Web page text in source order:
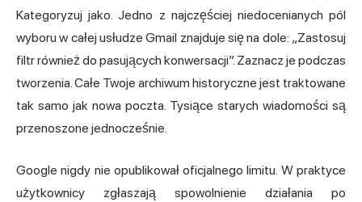
Kategoryzuj jako. Jedno z najczęściej niedocenianych pól
wyboru w całej usłudze Gmail znajduje się na dole: „Zastosuj
filtr również do pasujących konwersacji”. Zaznacz je podczas
tworzenia. Całe Twoje archiwum historyczne jest traktowane
tak samo jak nowa poczta. Tysiące starych wiadomości są
przenoszone jednocześnie.
Google nigdy nie opublikował oficjalnego limitu. W praktyce
użytkownicy zgłaszają spowolnienie działania po